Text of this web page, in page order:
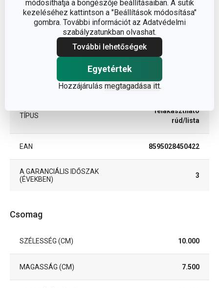
módosíthatja a böngészője beállításaiban. A sütik
kezeléséhez kattintson a "Beállítások módosítása"
gombra. További információt az Adatvédelmi
szabályzatunkban olvashat.
További lehetőségek
Egyetértek
Hozzájárulás megtagadása itt.
ANYAG
műanyag,
rozsdamentes acél
BESOROLÁS konyha elrendezése
TERMÉKCSALÁD
TÍPUS
felakasztható
rúd/lista
EAN 8595028450422
A GARANCIÁLIS IDŐSZAK
(ÉVEKBEN)
3
Csomag
SZÉLESSÉG (CM) 10.000
MAGASSÁG (CM) 7.500